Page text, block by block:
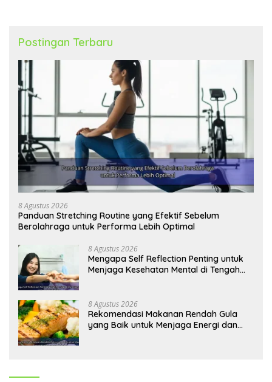
Postingan Terbaru
8 Agustus 2026
Panduan Stretching Routine yang Efektif Sebelum
Berolahraga untuk Performa Lebih Optimal
8 Agustus 2026
Mengapa Self Reflection Penting untuk
Menjaga Kesehatan Mental di Tengah
8 Agustus 2026
Rekomendasi Makanan Rendah Gula
yang Baik untuk Menjaga Energi dan